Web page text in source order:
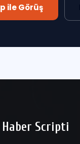
ile Görüş
Haber Scripti